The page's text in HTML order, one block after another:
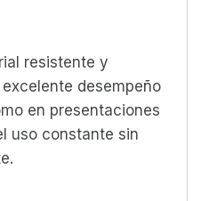
resistente y
desempeño
en presentaciones
uso constante sin